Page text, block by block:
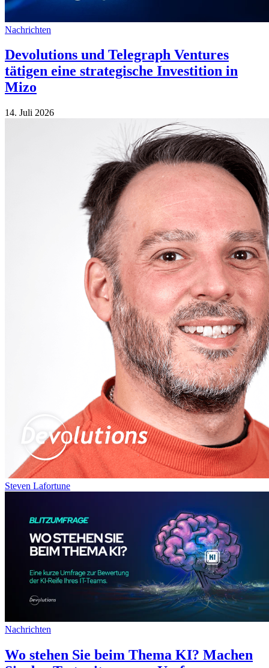
Nachrichten
Devolutions und Telegraph Ventures
tätigen eine strategische Investition in
Mizo
14. Juli 2026
Steven Lafortune
Nachrichten
Wo stehen Sie beim Thema KI? Machen